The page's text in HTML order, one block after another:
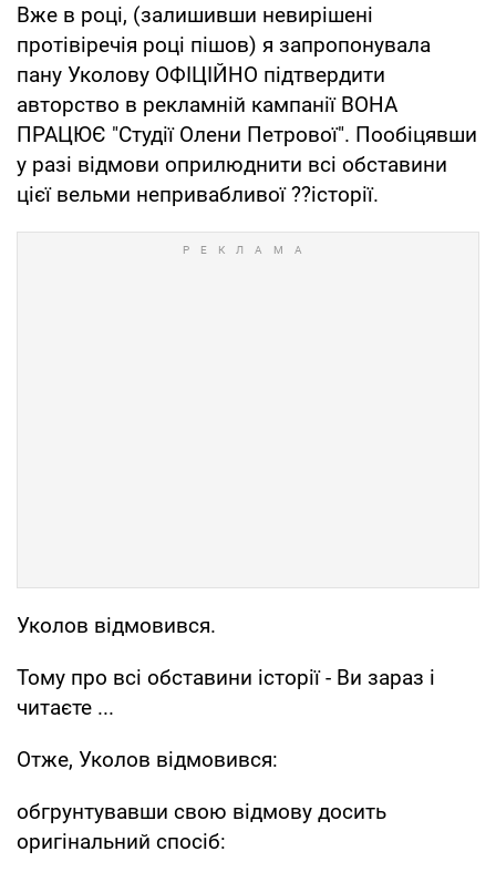
Вже в році, (залишивши невирішені
протівіречія році пішов) я запропонувала
пану Уколову ОФІЦІЙНО підтвердити
авторство в рекламній кампанії ВОНА
ПРАЦЮЄ "Студії Олени Петрової". Пообіцявши
у разі відмови оприлюднити всі обставини
цієї вельми непривабливої ??історії.
Уколов відмовився.
Тому про всі обставини історії - Ви зараз і
читаєте ...
Отже, Уколов відмовився:
обгрунтувавши свою відмову досить
оригінальний спосіб: